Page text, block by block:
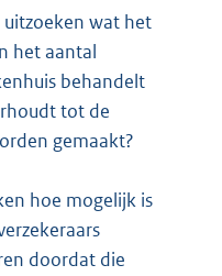
wat het
het aantal
behandelt
tot de
gemaakt?
hoe mogelijk is
doordat die